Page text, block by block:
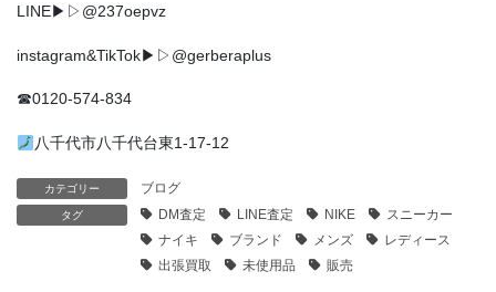
LINE▶︎▷@237oepvz
instagram&TikTok▶▷@gerberaplus
☎0120-574-834
八千代市八千代台東1-17-12
カテゴリー ブログ
タグ DM査定 LINE査定 NIKE
スニーカー
ナイキ
ブランド メンズ
レディース
出張買取
未使用品 販売